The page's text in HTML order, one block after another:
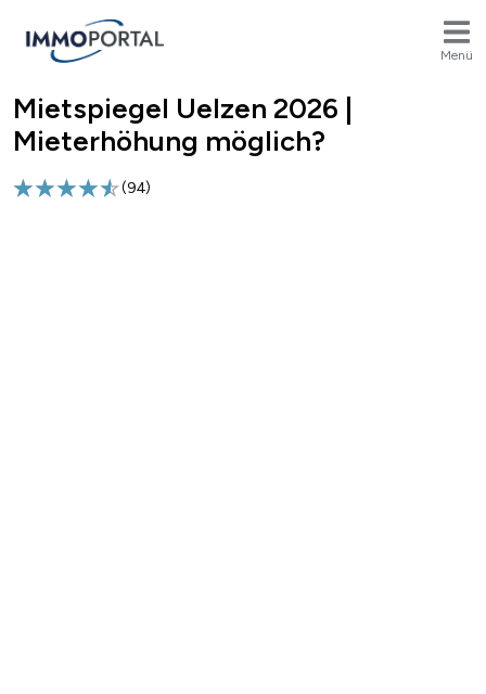
Menü
Breadcrumb
Mietspiegel Uelzen 2026 |
Mieterhöhung möglich?
(94)